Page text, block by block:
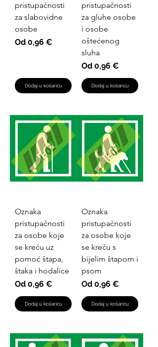
pristupačnosti
za slabovidne
osobe
Od 0,96 €
Cijena s popustom
Dodaj u košaricu
pristupačnosti
za gluhe osobe
i osobe
oštećenog
sluha
Od 0,96 €
Cijena s popustom
Dodaj u košaricu
Oznaka
pristupačnosti
za osobe koje
se kreću uz
pomoć štapa,
štaka i hodalice
Od 0,96 €
Cijena s popustom
Dodaj u košaricu
Oznaka
pristupačnosti
za osobe koje
se kreču s
bijelim štapom i
psom
Od 0,96 €
Cijena s popustom
Dodaj u košaricu